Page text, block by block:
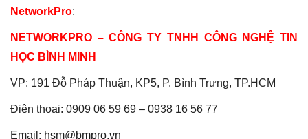
NetworkPro:
NETWORKPRO – CÔNG TY TNHH CÔNG NGHỆ TIN
HỌC BÌNH MINH
VP: 191 Đỗ Pháp Thuận, KP5, P. Bình Trưng, TP.HCM
Điện thoại: 0909 06 59 69 – 0938 16 56 77
Email: hsm@bmpro.vn